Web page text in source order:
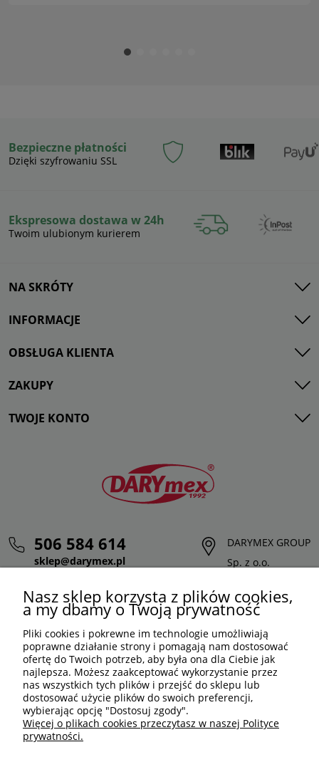
Bezpieczne płatności
Dzięki szyfrowaniu SSL
Ekspresowa dostawa w 24h
Twoim ulubionym kurierem
NA SKRÓTY
INFORMACJE
OBSŁUGA KLIENTA
ZAKUPY
TWOJE KONTO
506 584 614
sklep@darymex.pl
DARYMEX GROUP
Sp. z o.o.
32-620 Brzeszcze
Nasz sklep korzysta z plików cookies,
a my dbamy o Twoją prywatność
Pliki cookies i pokrewne im technologie umożliwiają
poprawne działanie strony i pomagają nam dostosować
ofertę do Twoich potrzeb, aby była ona dla Ciebie jak
najlepsza. Możesz zaakceptować wykorzystanie przez
nas wszystkich tych plików i przejść do sklepu lub
dostosować użycie plików do swoich preferencji,
wybierając opcję "Dostosuj zgody".
Więcej o plikach cookies przeczytasz w naszej Polityce
prywatności.